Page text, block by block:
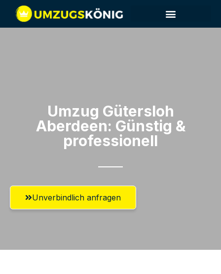
Umzug Gütersloh​
Aberdeen: Günstig &
professionell​
Unverbindlich anfragen